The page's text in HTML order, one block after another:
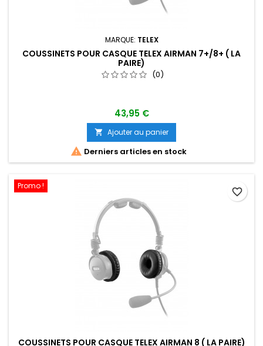
MARQUE: TELEX
COUSSINETS POUR CASQUE TELEX AIRMAN 7+/8+ ( LA
PAIRE)
(0)
43,95 €
 Ajouter au panier
 Derniers articles en stock
Promo !
COUSSINETS POUR CASQUE TELEX AIRMAN 8 ( LA PAIRE)
favorite_border